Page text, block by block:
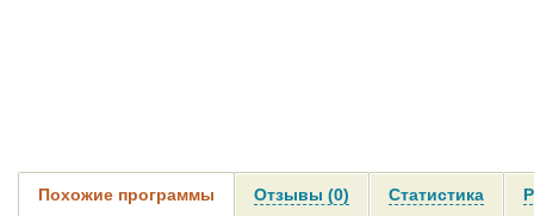
Похожие программы Отзывы (0) Статистика